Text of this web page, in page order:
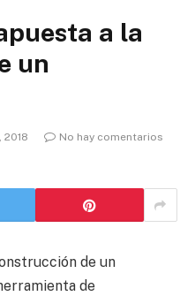
a la
un
2018
No hay comentarios
de un
de